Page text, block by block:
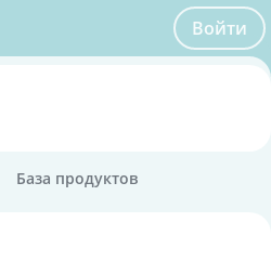
Войти
База продуктов